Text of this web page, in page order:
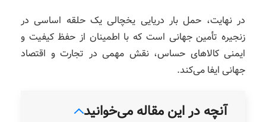
در نهایت، حمل بار دریایی یخچالی یک حلقه اساسی در
زنجیره تأمین جهانی است که با اطمینان از حفظ کیفیت و
ایمنی کالاهای حساس، نقش مهمی در تجارت و اقتصاد
جهانی ایفا می‌کند.
آنچه در این مقاله می‌خوانید